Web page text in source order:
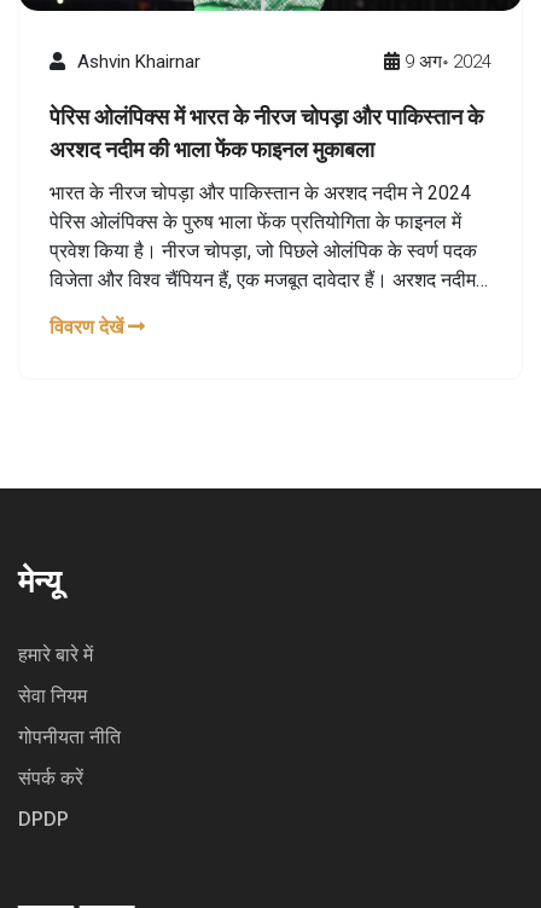
Ashvin Khairnar 9 अग॰ 2024
पेरिस ओलंपिक्स में भारत के नीरज चोपड़ा और पाकिस्तान के
अरशद नदीम की भाला फेंक फाइनल मुकाबला
भारत के नीरज चोपड़ा और पाकिस्तान के अरशद नदीम ने 2024
पेरिस ओलंपिक्स के पुरुष भाला फेंक प्रतियोगिता के फाइनल में
प्रवेश किया है। नीरज चोपड़ा, जो पिछले ओलंपिक के स्वर्ण पदक
विजेता और विश्व चैंपियन हैं, एक मजबूत दावेदार हैं। अरशद नदीम
उतरेंगे।
विवरण देखें
मेन्यू
हमारे बारे में
सेवा नियम
गोपनीयता नीति
संपर्क करें
DPDP